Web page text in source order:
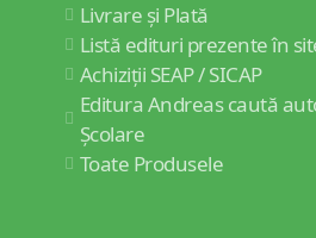
Livrare și Plată
Listă edituri prezente în
Achiziții SEAP / SICAP
Editura Andreas caută
Școlare
Toate Produsele